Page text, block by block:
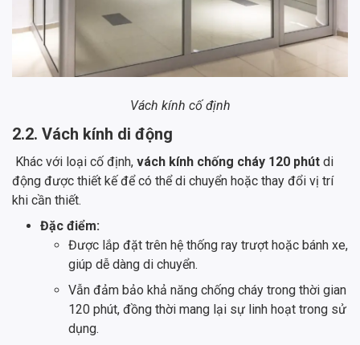
Vách kính cố định
2.2. Vách kính di động
Khác với loại cố định, vách kính chống cháy 120 phút di
động được thiết kế để có thể di chuyển hoặc thay đổi vị trí
khi cần thiết.
Đặc điểm:
Được lắp đặt trên hệ thống ray trượt hoặc bánh xe,
giúp dễ dàng di chuyển.
Vẫn đảm bảo khả năng chống cháy trong thời gian
120 phút, đồng thời mang lại sự linh hoạt trong sử
dụng.